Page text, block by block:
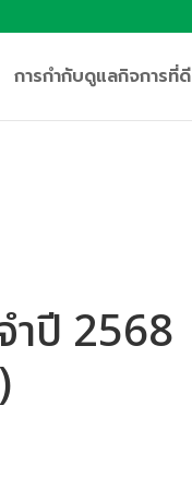
การกำกับดูแลกิจการที่ดี
ำปี 2568